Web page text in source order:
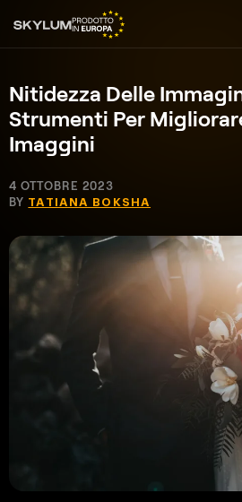
Nitidezza Delle
Strumenti Per
Imaggini
4 OTTOBRE 2023
BY TATIANA BOKSHA